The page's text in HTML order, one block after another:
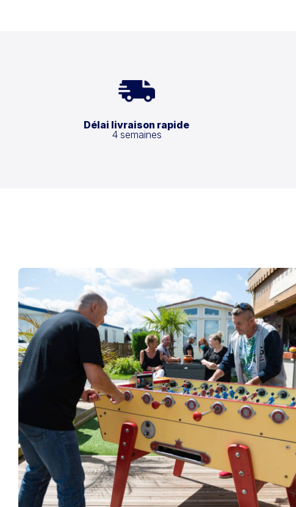
Délai livraison rapide
4 semaines